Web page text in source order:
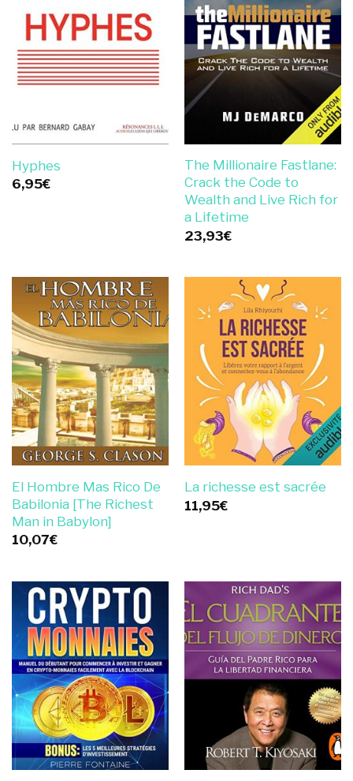
Hyphes
6,95€
The Millionaire Fastlane:
Crack the Code to
Wealth and Live Rich for
a Lifetime
23,93€
El Hombre Mas Rico De
Babilonia [The Richest
Man in Babylon]
10,07€
La richesse est sacrée
11,95€